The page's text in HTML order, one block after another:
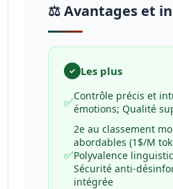
⚖️ Avantages et
✓ Les plus
✅Contrôle précis et
émotions; Qualité
✅
2e au classement
abordables (1$/M
Polyvalence
Sécurité anti-
intégrée